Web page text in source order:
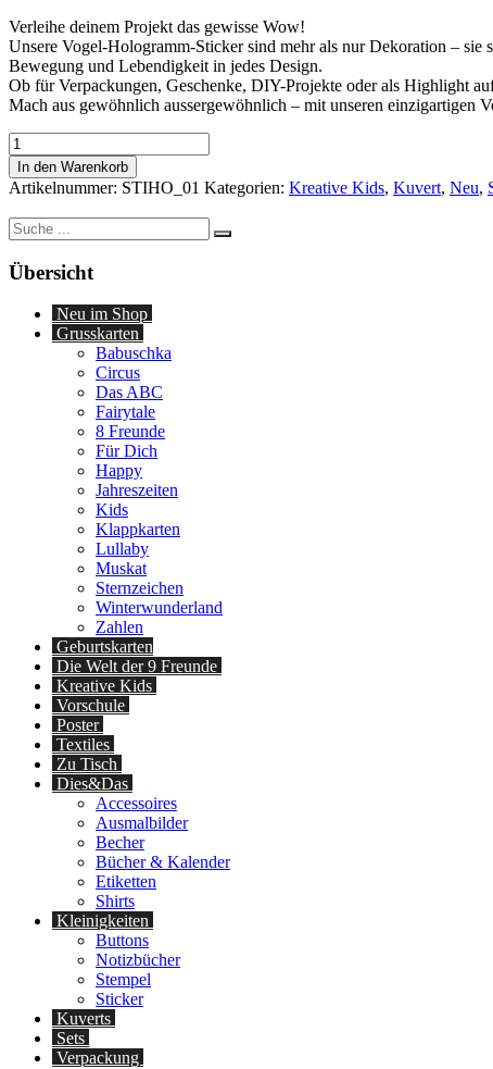
Verleihe deinem Projekt das gewisse Wow!
Unsere Vogel-Hologramm-Sticker sind mehr als nur Dekoration –
Bewegung und Lebendigkeit in jedes Design.
Ob für Verpackungen, Geschenke, DIY-Projekte oder als Highlight
Mach aus gewöhnlich aussergewöhnlich – mit unseren einzigartigen
Sticker
Vogel
Hologram
Menge
In den Warenkorb
Artikelnummer: STIHO_01 Kategorien: Kreative Kids, Kuvert, Neu,
Suche
nach:
Übersicht
Neu im Shop
Grusskarten
Babuschka
Circus
Das ABC
Fairytale
8 Freunde
Für Dich
Happy
Jahreszeiten
Kids
Klappkarten
Lullaby
Muskat
Sternzeichen
Winterwunderland
Zahlen
Geburtskarten
Die Welt der 9 Freunde
Kreative Kids
Vorschule
Poster
Textiles
Zu Tisch
Dies&Das
Accessoires
Ausmalbilder
Becher
Bücher & Kalender
Etiketten
Shirts
Kleinigkeiten
Buttons
Notizbücher
Stempel
Sticker
Kuverts
Sets
Verpackung